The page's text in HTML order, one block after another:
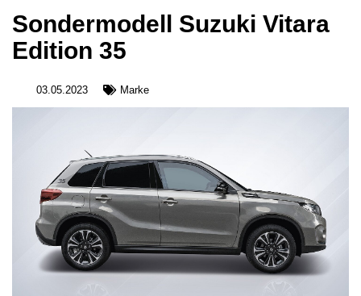
Sondermodell Suzuki Vitara
Edition 35
03.05.2023 Marke